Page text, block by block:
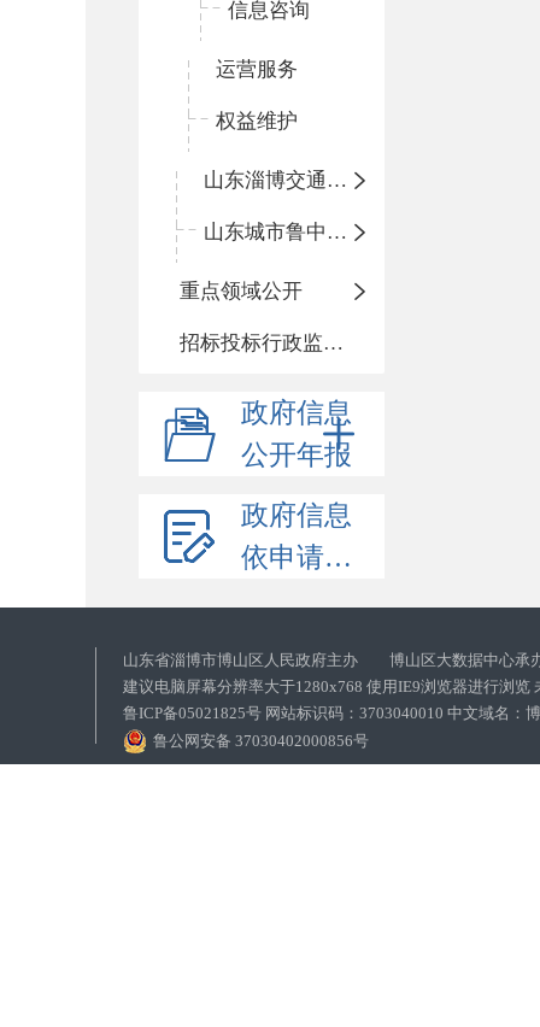
信息咨询
运营服务
权益维护
山东淄博交通运输集团有限公司博山分公司
山东城市鲁中候机楼有限公司博山分公司
重点领域公开
招标投标行政监督责任清单
政府信息
公开年报
政府信息
依申请公开
山东省淄博市博山区人民政府主办 博山区大数据中心承
建议电脑屏幕分辨率大于1280x768 使用IE9浏览器进行浏览
鲁ICP备05021825号 网站标识码：3703040010 中文域名：
鲁公网安备 37030402000856号